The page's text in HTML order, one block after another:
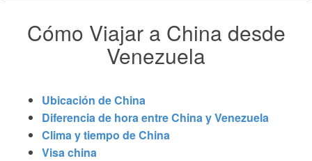
Cómo Viajar a China desde
Venezuela
Ubicación de China
Diferencia de hora entre China y Venezuela
Clima y tiempo de China
Visa china